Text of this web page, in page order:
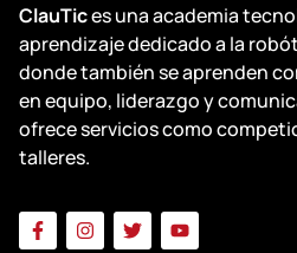
ClauTices una academia
aprendizaje dedicado a la
donde también se aprenden
en equipo, liderazgo y
ofrece servicios como
talleres.